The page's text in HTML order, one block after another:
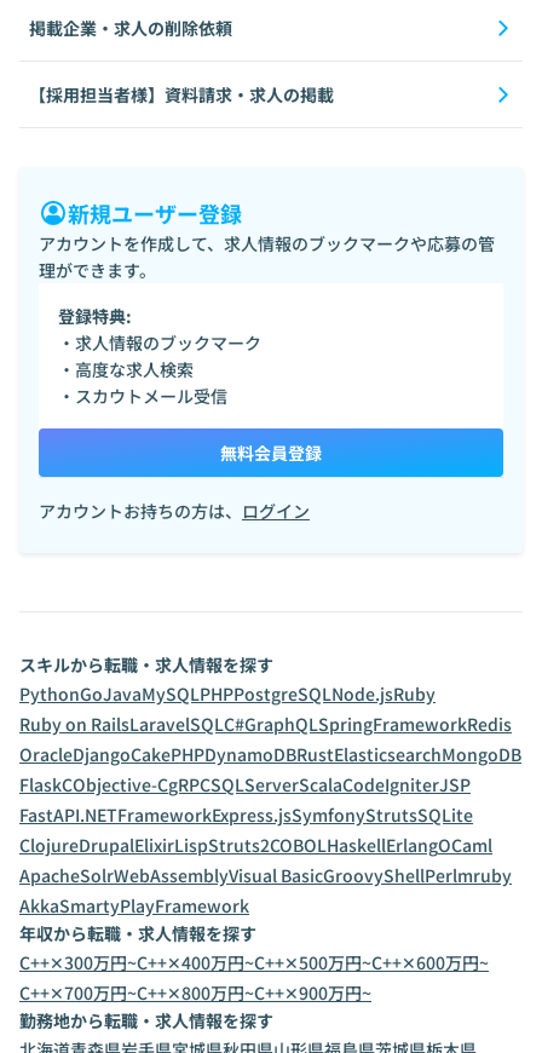
掲載企業・求人の削除依頼
【採用担当者様】資料請求・求人の掲載
新規ユーザー登録
アカウントを作成して、求人情報のブックマークや応募の管
理ができます。
登録特典:
・求人情報のブックマーク
・高度な求人検索
・スカウトメール受信
無料会員登録
アカウントお持ちの方は、 ログイン
スキルから転職・求人情報を探す
PythonGoJavaMySQLPHPPostgreSQLNode.jsRuby
Ruby on RailsLaravelSQLC#GraphQLSpringFrameworkRedis
OracleDjangoCakePHPDynamoDBRustElasticsearchMongoDB
FlaskCObjective-CgRPCSQLServerScalaCodeIgniterJSP
FastAPI.NETFrameworkExpress.jsSymfonyStrutsSQLite
ClojureDrupalElixirLispStruts2COBOLHaskellErlangOCaml
ApacheSolrWebAssemblyVisual BasicGroovyShellPerlmruby
AkkaSmartyPlayFramework
年収から転職・求人情報を探す
C++✕300万円~C++✕400万円~C++✕500万円~C++✕600万円~
C++✕700万円~C++✕800万円~C++✕900万円~
勤務地から転職・求人情報を探す